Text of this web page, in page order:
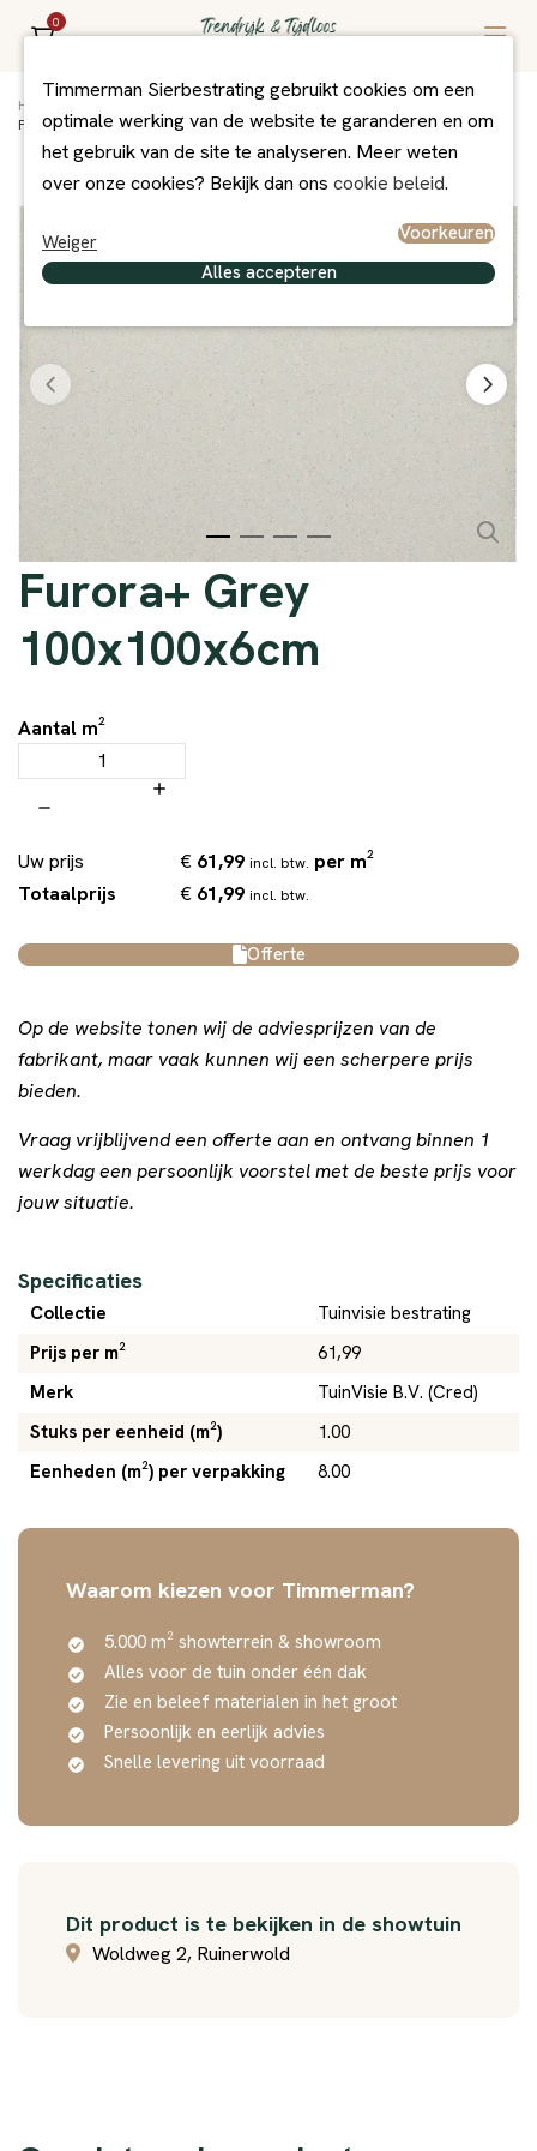
0
Home Tuinvisie bestrating
Furora+ Grey 100x100x6cm
Furora+ Grey
100x100x6cm
Aantal m²
Uw prijs € 61,99 incl. btw. per m²
Totaalprijs
€ 61,99 incl. btw.
Offerte
Op de website tonen wij de adviesprijzen van de
fabrikant, maar vaak kunnen wij een scherpere prijs
bieden.
Vraag vrijblijvend een offerte aan en ontvang binnen 1
werkdag een persoonlijk voorstel met de beste prijs voor
jouw situatie.
Specificaties
Collectie
Tuinvisie bestrating
Prijs per m²
61,99
Merk
TuinVisie B.V. (Cred)
Stuks per eenheid (m²)
1.00
Eenheden (m²) per verpakking
8.00
Waarom kiezen voor Timmerman?
5.000 m² showterrein & showroom
Alles voor de tuin onder één dak
Zie en beleef materialen in het groot
Persoonlijk en eerlijk advies
Snelle levering uit voorraad
Dit product is te bekijken in de showtuin
Woldweg 2, Ruinerwold
Timmerman Sierbestrating gebruikt cookies om een
optimale werking van de website te garanderen en om
het gebruik van de site te analyseren. Meer weten
over onze cookies? Bekijk dan ons cookie beleid.
Weiger
Voorkeuren
Alles accepteren